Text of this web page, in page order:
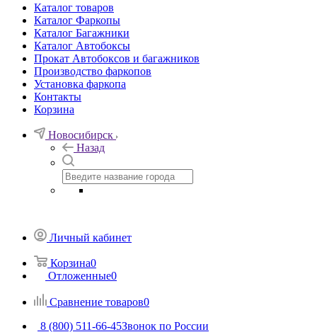
Каталог товаров
Каталог Фаркопы
Каталог Багажники
Каталог Автобоксы
Прокат Автобоксов и багажников
Производство фаркопов
Установка фаркопа
Контакты
Корзина
Новосибирск
Назад
Личный кабинет
Корзина0
Отложенные0
Сравнение товаров0
8 (800) 511-66-45Звонок по России